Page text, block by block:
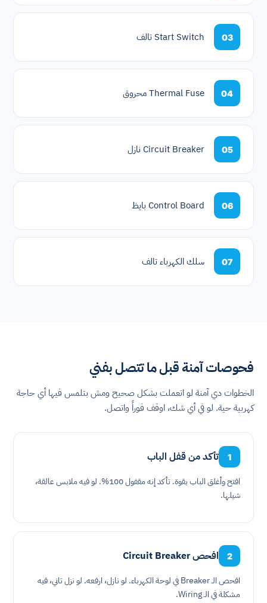
03 Start Switch تالف
04 Thermal Fuse محروق
05 Circuit Breaker نازل
06 Control Board بايظ
07 سلك الكهرباء تالف
فحوصات آمنة قبل ما تتصل بفني
الخطوات دي آمنة لو اتعملت بشكل صحيح ومش بتلمس فيها أي حاجة
كهربية حية. لو في أي شك، اوقف فوراً واتصل.
1 تأكد من قفل الباب
افتح وأغلق الباب بقوة. تأكد إنه مقفول 100%. لو فيه ملابس عالقة،
شيلها.
2 افحص Circuit Breaker
افحص الـ Breaker في لوحة الكهرباء. لو نازل، ارفعه. لو نزل تاني، فيه
مشكلة في الـ Wiring.